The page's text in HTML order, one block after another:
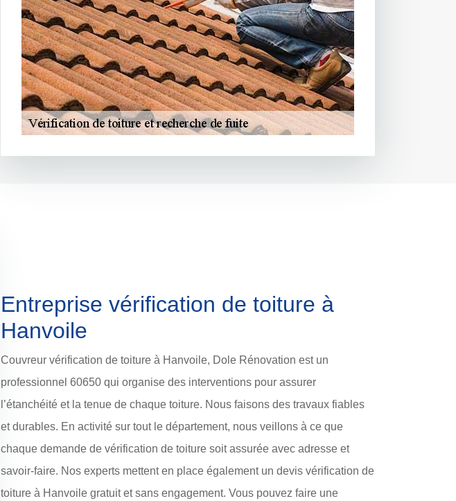
Entreprise vérification de toiture à
Hanvoile
Couvreur vérification de toiture à Hanvoile, Dole Rénovation est un
professionnel 60650 qui organise des interventions pour assurer
l’étanchéité et la tenue de chaque toiture. Nous faisons des travaux fiables
et durables. En activité sur tout le département, nous veillons à ce que
chaque demande de vérification de toiture soit assurée avec adresse et
savoir-faire. Nos experts mettent en place également un devis vérification de
toiture à Hanvoile gratuit et sans engagement. Vous pouvez faire une